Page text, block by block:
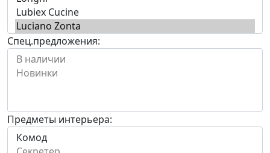
Спец.предложения:
Предметы интерьера: